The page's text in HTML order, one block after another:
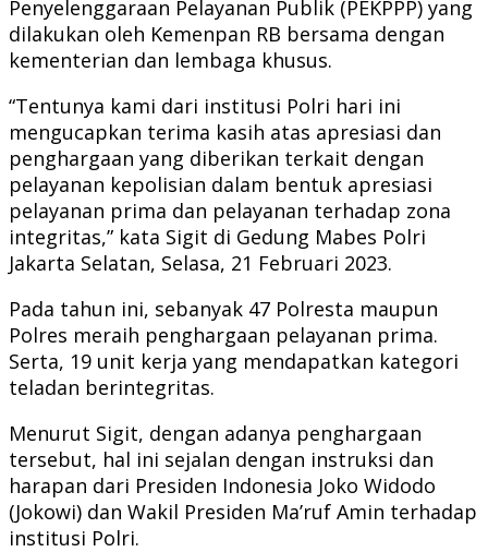
Penyelenggaraan Pelayanan Publik (PEKPPP) yang
dilakukan oleh Kemenpan RB bersama dengan
kementerian dan lembaga khusus.
“Tentunya kami dari institusi Polri hari ini
mengucapkan terima kasih atas apresiasi dan
penghargaan yang diberikan terkait dengan
pelayanan kepolisian dalam bentuk apresiasi
pelayanan prima dan pelayanan terhadap zona
integritas,” kata Sigit di Gedung Mabes Polri
Jakarta Selatan, Selasa, 21 Februari 2023.
Pada tahun ini, sebanyak 47 Polresta maupun
Polres meraih penghargaan pelayanan prima.
Serta, 19 unit kerja yang mendapatkan kategori
teladan berintegritas.
Menurut Sigit, dengan adanya penghargaan
tersebut, hal ini sejalan dengan instruksi dan
harapan dari Presiden Indonesia Joko Widodo
(Jokowi) dan Wakil Presiden Ma’ruf Amin terhadap
institusi Polri.